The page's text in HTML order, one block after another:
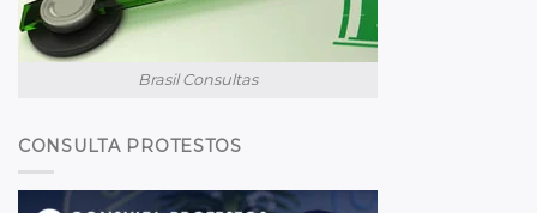
Brasil Consultas
CONSULTA PROTESTOS